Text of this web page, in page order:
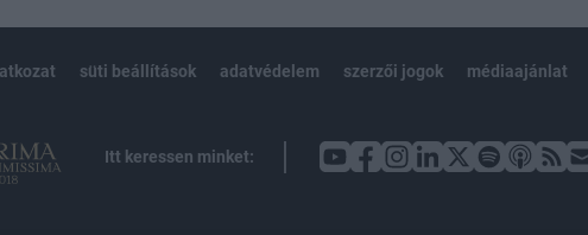
süti beállítások adatvédelem szerzői jogok médiaajánlat
Itt keressen minket: